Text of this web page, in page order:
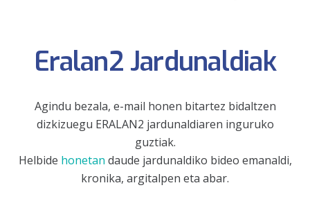
Eralan2 Jardunaldiak
Agindu bezala, e-mail honen bitartez bidaltzen
dizkizuegu ERALAN2 jardunaldiaren inguruko
guztiak.
Helbide honetan daude jardunaldiko bideo emanaldi,
kronika, argitalpen eta abar.